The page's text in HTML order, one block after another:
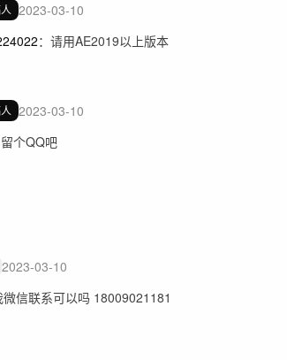
2023-03-10
： 请用AE2019以上版本
2023-03-10
留个QQ吧
2023-03-10
信联系可以吗 18009021181